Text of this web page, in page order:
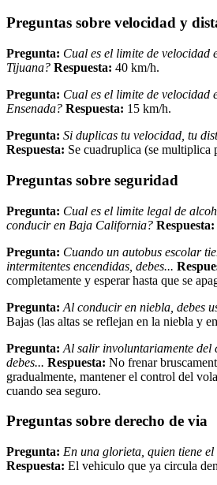
Preguntas sobre velocidad y
Pregunta: Cual es el limite de velocidad
Tijuana? Respuesta: 40 km/h.
Pregunta: Cual es el limite de velocidad
Ensenada? Respuesta: 15 km/h.
Pregunta: Si duplicas tu velocidad, tu
Respuesta: Se cuadruplica (se multiplica
Preguntas sobre seguridad
Pregunta: Cual es el limite legal de
conducir en Baja California? Respuesta:
Pregunta: Cuando un autobus escolar
intermitentes encendidas, debes...
completamente y esperar hasta que se
Pregunta: Al conducir en niebla, debes
Bajas (las altas se reflejan en la niebla y
Pregunta: Al salir involuntariamente del
debes... Respuesta: No frenar
gradualmente, mantener el control del
cuando sea seguro.
Preguntas sobre derecho de via
Pregunta: En una glorieta, quien tiene el
Respuesta: El vehiculo que ya circula